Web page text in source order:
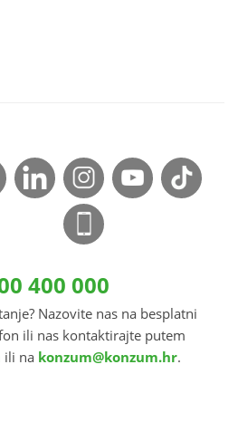
400 000
Nazovite nas na besplatni
ili nas kontaktirajte putem
ili na konzum@konzum.hr.